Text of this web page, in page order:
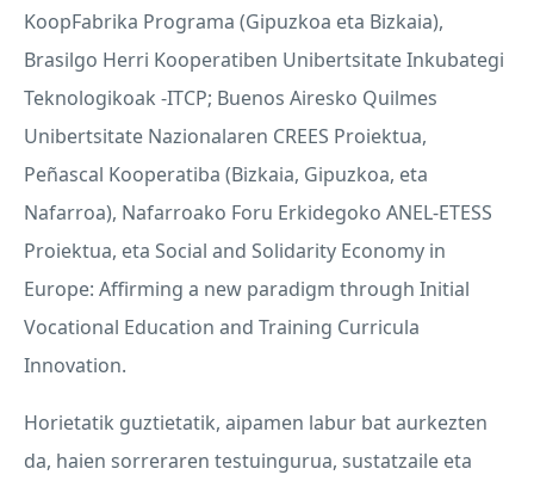
KoopFabrika Programa (Gipuzkoa eta Bizkaia),
Brasilgo Herri Kooperatiben Unibertsitate Inkubategi
Teknologikoak -ITCP; Buenos Airesko Quilmes
Unibertsitate Nazionalaren CREES Proiektua,
Peñascal Kooperatiba (Bizkaia, Gipuzkoa, eta
Nafarroa), Nafarroako Foru Erkidegoko ANEL-ETESS
Proiektua, eta Social and Solidarity Economy in
Europe: Affirming a new paradigm through Initial
Vocational Education and Training Curricula
Innovation.
Horietatik guztietatik, aipamen labur bat aurkezten
da, haien sorreraren testuingurua, sustatzaile eta